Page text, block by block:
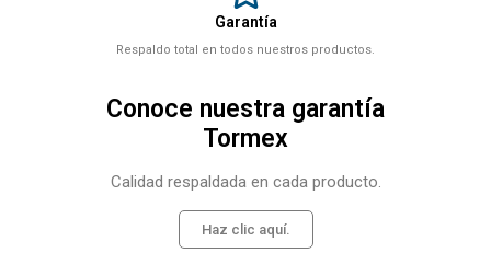
Garantía
Respaldo total en todos nuestros productos.
Conoce nuestra garantía
Tormex
Calidad respaldada en cada producto.
Haz clic aquí.